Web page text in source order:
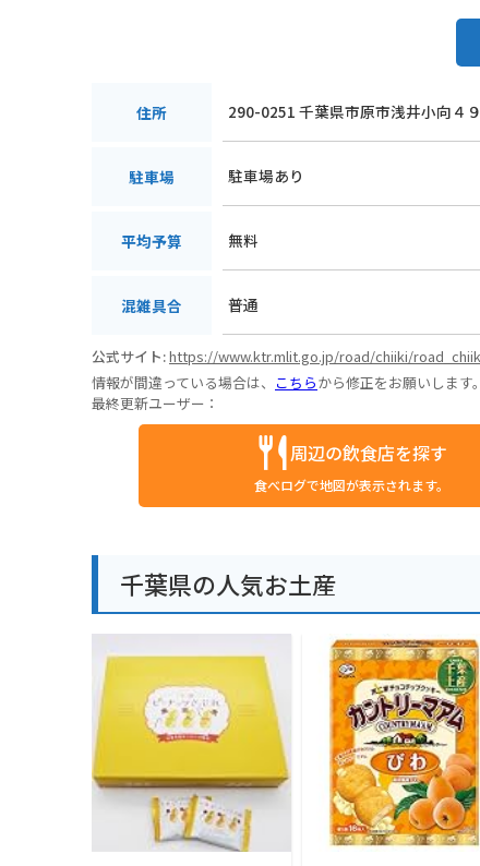
住所 290-0251 千葉県市原市浅井小向４
駐車場 駐車場あり
平均予算 無料
混雑具合 普通
公式サイト:https://www.ktr.mlit.go.jp/road/chiiki/
情報が間違っている場合は、 こちらから修正をお願いします。
最終更新ユーザー：
周辺の飲食店を探す
食べログで地図が表示されます。
千葉県の人気お土産